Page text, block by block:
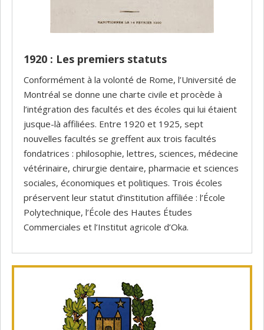
1920 : Les premiers statuts
Conformément à la volonté de Rome, l’Université de
Montréal se donne une charte civile et procède à
l’intégration des facultés et des écoles qui lui étaient
jusque-là affiliées. Entre 1920 et 1925, sept
nouvelles facultés se greffent aux trois facultés
fondatrices : philosophie, lettres, sciences, médecine
vétérinaire, chirurgie dentaire, pharmacie et sciences
sociales, économiques et politiques. Trois écoles
préservent leur statut d’institution affiliée : l’École
Polytechnique, l’École des Hautes Études
Commerciales et l’Institut agricole d’Oka.